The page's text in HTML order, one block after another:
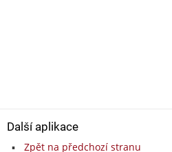
Další aplikace
Zpět na předchozí stranu